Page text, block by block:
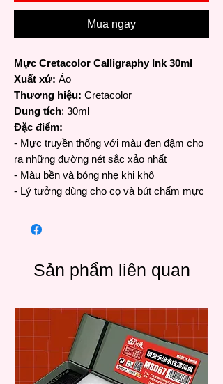
Mua ngay
Mực Cretacolor Calligraphy Ink 30ml
Xuất xứ: Áo
Thương hiệu: Cretacolor
Dung tích: 30ml
Đặc điểm:
- Mực truyền thống với màu đen đậm cho
ra những đường nét sắc xảo nhất
- Màu bền và bóng nhẹ khi khô
- Lý tưởng dùng cho cọ và bút chấm mực
Sản phẩm liên quan